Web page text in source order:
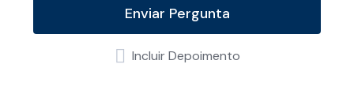
Enviar Pergunta
Incluir Depoimento